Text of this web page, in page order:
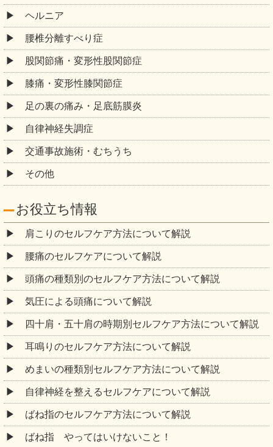
ヘルニア
腰椎分離すべり症
股関節痛・変形性股関節症
膝痛・変形性膝関節症
足の裏の痛み・足底筋膜炎
自律神経失調症
交通事故施術・むちうち
その他
お役立ち情報
肩こりのセルフケア方法について解説
腰痛のセルフケアについて解説
頭痛の種類別のセルフケア方法について解説
気圧による頭痛について解説
四十肩・五十肩の時期別セルフケア方法について解説
耳鳴りのセルフケア方法について解説
めまいの種類別セルフケア方法について解説
自律神経を整えるセルフケアについて解説
ばね指のセルフケア方法について解説
ばね指 やってはいけないこと！